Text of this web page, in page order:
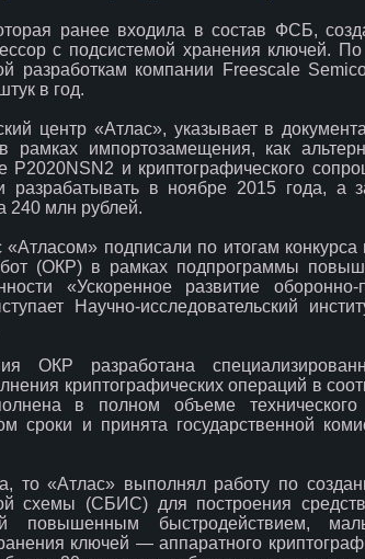
ранее входила в состав ФСБ,
с подсистемой хранения ключей.
разработкам компании Freescale
в год.
центр «Атлас», указывает в
рамках импортозамещения, как
P2020NSN2 и криптографического
разрабатывать в ноябре 2015 года, а
240 млн рублей.
«Атласом» подписали по итогам
(ОКР) в рамках подпрограммы
«Ускоренное развитие
Научно-исследовательский
ОКР разработана
криптографических операций в
в полном объеме
сроки и принята государственной
то «Атлас» выполнял работу по
схемы (СБИС) для построения
повышенным быстродействием,
ключей — аппаратного